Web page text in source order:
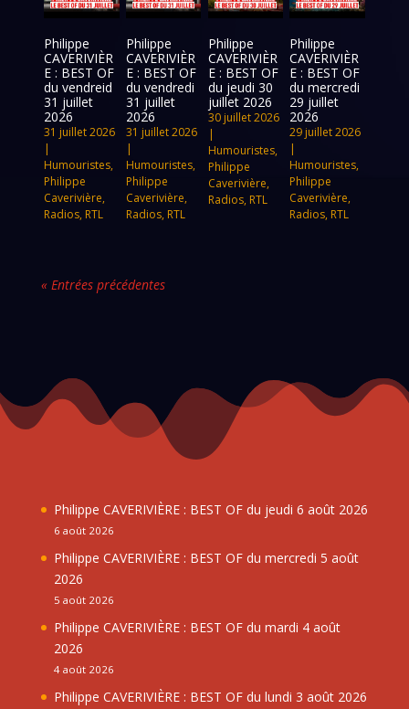
Philippe
CAVERIVIÈR
E : BEST OF
du vendreid
31 juillet
2026
31 juillet 2026
|
Humouristes,
Philippe
Caverivière,
Radios, RTL
Philippe
CAVERIVIÈR
E : BEST OF
du vendredi
31 juillet
2026
31 juillet 2026
|
Humouristes,
Philippe
Caverivière,
Radios, RTL
Philippe
CAVERIVIÈR
E : BEST OF
du jeudi 30
juillet 2026
30 juillet 2026
|
Humouristes,
Philippe
Caverivière,
Radios, RTL
Philippe
CAVERIVIÈR
E : BEST OF
du mercredi
29 juillet
2026
29 juillet 2026
|
Humouristes,
Philippe
Caverivière,
Radios, RTL
« Entrées précédentes
Philippe CAVERIVIÈRE : BEST OF du jeudi 6 août 2026
6 août 2026
Philippe CAVERIVIÈRE : BEST OF du mercredi 5 août
2026
5 août 2026
Philippe CAVERIVIÈRE : BEST OF du mardi 4 août
2026
4 août 2026
Philippe CAVERIVIÈRE : BEST OF du lundi 3 août 2026